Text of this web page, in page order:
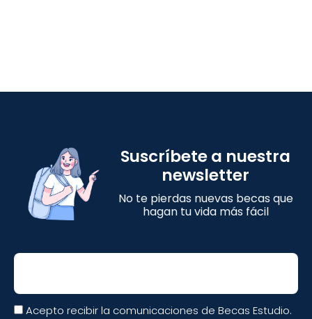
Suscríbete a nuestra
newsletter
No te pierdas nuevas becas que
hagan tu vida más fácil
Email
Acepto recibir la comunicaciones de Becas Estudio.